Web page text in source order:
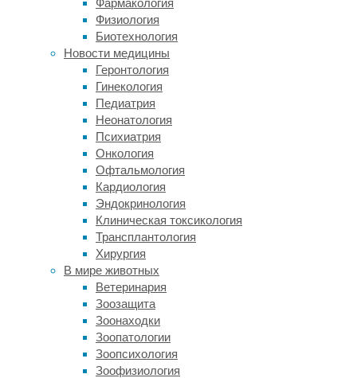
Фармакология
Физиология
Биотехнология
Новости медицины
Геронтология
Гинекология
Педиатрия
Неонатология
Психиатрия
Онкология
Офтальмология
Кардиология
Эндокринология
Клиническая токсикология
Трансплантология
Хирургия
В мире животных
Ветеринария
Зоозащита
Зоонаходки
Зоопатологии
Зоопсихология
Зоофизиология
известны
под
названием
ага)
создала
особей
альбиносов.
«Убрав
всего
один
смогли
напрямую
сравнить
братьев
сестер
одной